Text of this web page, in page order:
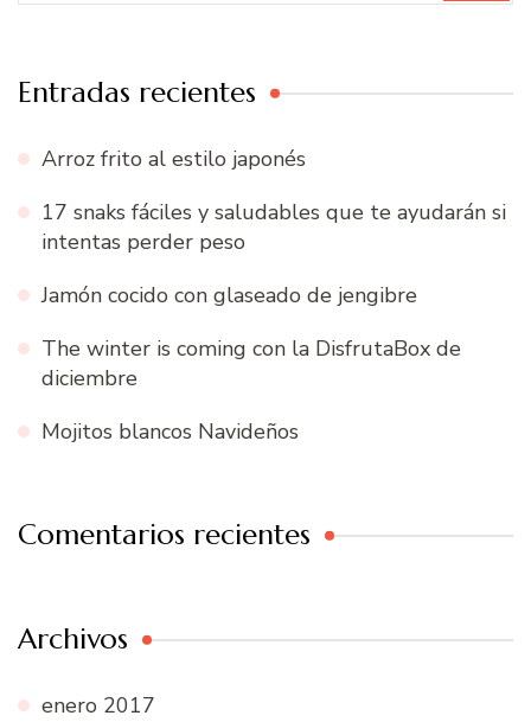
Entradas recientes
Arroz frito al estilo japonés
17 snaks fáciles y saludables que te ayudarán si
intentas perder peso
Jamón cocido con glaseado de jengibre
The winter is coming con la DisfrutaBox de
diciembre
Mojitos blancos Navideños
Comentarios recientes
Archivos
enero 2017